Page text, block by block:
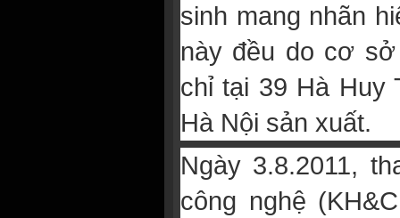
sinh mang nhãn
này đều do cơ
chỉ tại 39 Hà Huy
Hà Nội sản xuất.
Ngày 3.8.2011,
công nghệ